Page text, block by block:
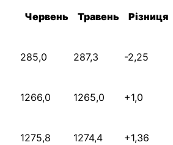
Червень Травень Різниця
285,0 287,3 -2,25
1266,0 1265,0 +1,0
1275,8 1274,4 +1,36